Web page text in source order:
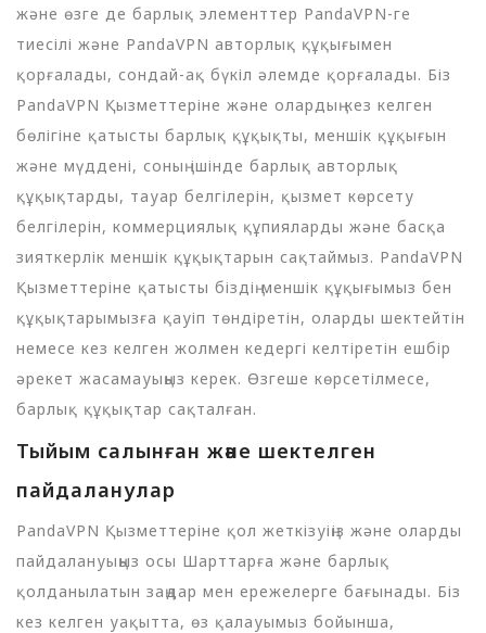
және өзге де барлық элементтер PandaVPN-ге
тиесілі және PandaVPN авторлық құқығымен
қорғалады, сондай-ақ бүкіл әлемде қорғалады. Біз
PandaVPN Қызметтеріне және олардың кез келген
бөлігіне қатысты барлық құқықты, меншік құқығын
және мүддені, соның ішінде барлық авторлық
құқықтарды, тауар белгілерін, қызмет көрсету
белгілерін, коммерциялық құпияларды және басқа
зияткерлік меншік құқықтарын сақтаймыз. PandaVPN
Қызметтеріне қатысты біздің меншік құқығымыз бен
құқықтарымызға қауіп төндіретін, оларды шектейтін
немесе кез келген жолмен кедергі келтіретін ешбір
әрекет жасамауыңыз керек. Өзгеше көрсетілмесе,
барлық құқықтар сақталған.
Тыйым салынған және шектелген
пайдаланулар
PandaVPN Қызметтеріне қол жеткізуіңіз және оларды
пайдалануыңыз осы Шарттарға және барлық
қолданылатын заңдар мен ережелерге бағынады. Біз
кез келген уақытта, өз қалауымыз бойынша,